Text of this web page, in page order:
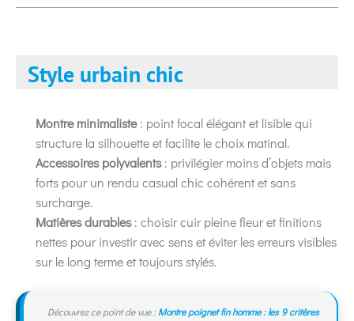
Style urbain chic
Montre minimaliste: point focal élégant et lisible qui
structure la silhouette et facilite le choix matinal.
Accessoires polyvalents: privilégier moins d’objets mais
forts pour un rendu casual chic cohérent et sans
surcharge.
Matières durables: choisir cuir pleine fleur et finitions
nettes pour investir avec sens et éviter les erreurs visibles
sur le long terme et toujours stylés.
Découvrez ce point de vue : Montre poignet fin homme : les 9 critères